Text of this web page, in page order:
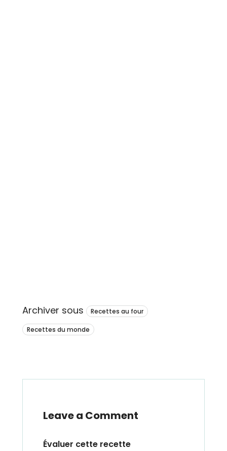
Archiver sous Recettes au four
Recettes du monde
Leave a Comment
Évaluer cette recette